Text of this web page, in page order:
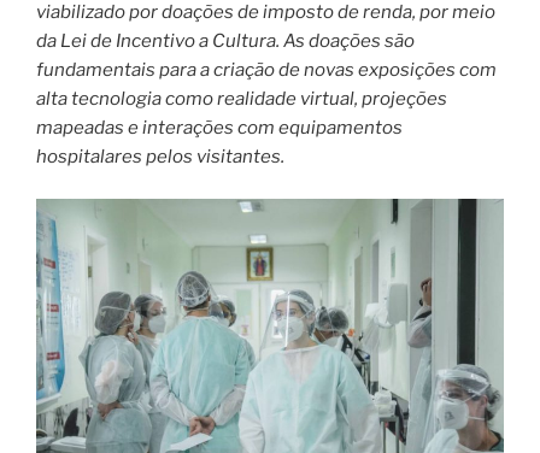
viabilizado por doações de imposto de renda, por meio
da Lei de Incentivo a Cultura. As doações são
fundamentais para a criação de novas exposições com
alta tecnologia como realidade virtual, projeções
mapeadas e interações com equipamentos
hospitalares pelos visitantes.